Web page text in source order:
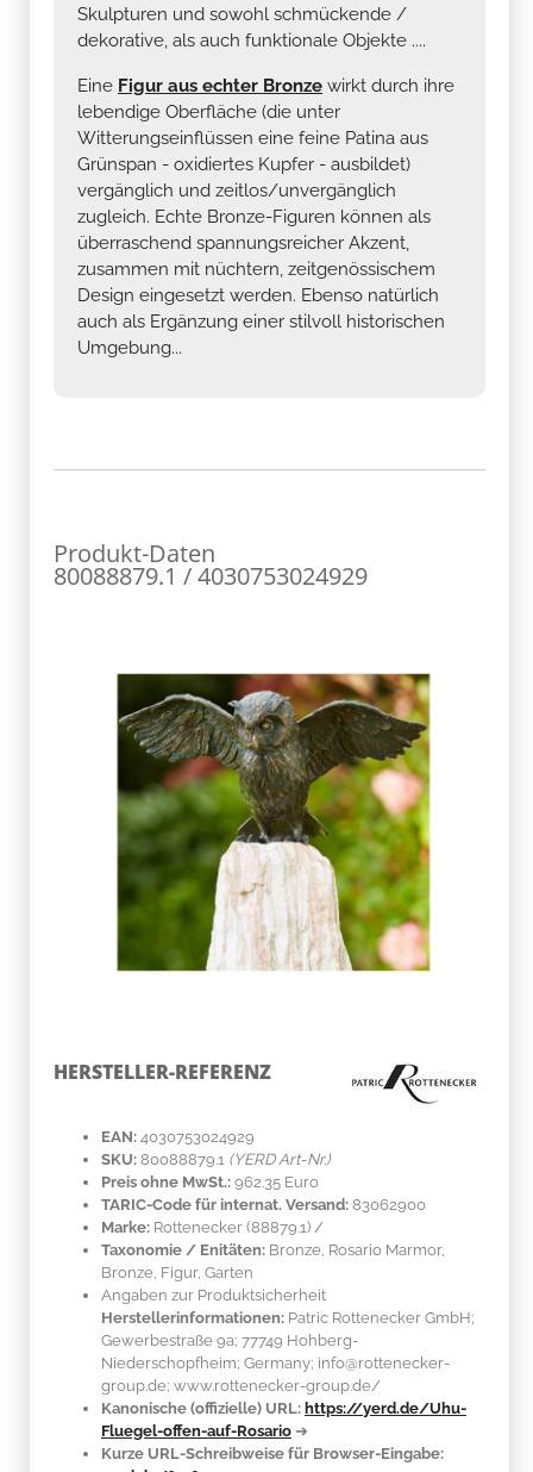
Skulpturen und sowohl schmückende /
dekorative, als auch funktionale Objekte ....
Eine Figur aus echter Bronze wirkt durch ihre
lebendige Oberfläche (die unter
Witterungseinflüssen eine feine Patina aus
Grünspan - oxidiertes Kupfer - ausbildet)
vergänglich und zeitlos/unvergänglich
zugleich. Echte Bronze-Figuren können als
überraschend spannungsreicher Akzent,
zusammen mit nüchtern, zeitgenössischem
Design eingesetzt werden. Ebenso natürlich
auch als Ergänzung einer stilvoll historischen
Umgebung...
Produkt-Daten
80088879.1 / 4030753024929
HERSTELLER-REFERENZ
EAN: 4030753024929
SKU: 80088879.1 (YERD Art-Nr.)
Preis ohne MwSt.: 962.35 Euro
TARIC-Code für internat. Versand: 83062900
Marke: Rottenecker (88879.1) /
Taxonomie / Enitäten: Bronze, Rosario Marmor,
Bronze, Figur, Garten
Angaben zur Produktsicherheit
Herstellerinformationen: Patric Rottenecker GmbH;
Gewerbestraße 9a; 77749 Hohberg-
Niederschopfheim; Germany; info@rottenecker-
group.de; www.rottenecker-group.de/
Kanonische (offizielle) URL: https://yerd.de/Uhu-
Fluegel-offen-auf-Rosario ➔
Kurze URL-Schreibweise für Browser-Eingabe: